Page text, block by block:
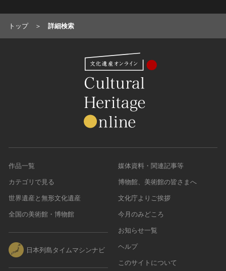
トップ 詳細検索
作品一覧
カテゴリで見る
世界遺産と無形文化遺産
全国の美術館・博物館
日本列島タイムマシンナビ
媒体資料・関連記事等
博物館、美術館の皆さまへ
文化庁よりご挨拶
今月のみどころ
お知らせ一覧
ヘルプ
このサイトについて